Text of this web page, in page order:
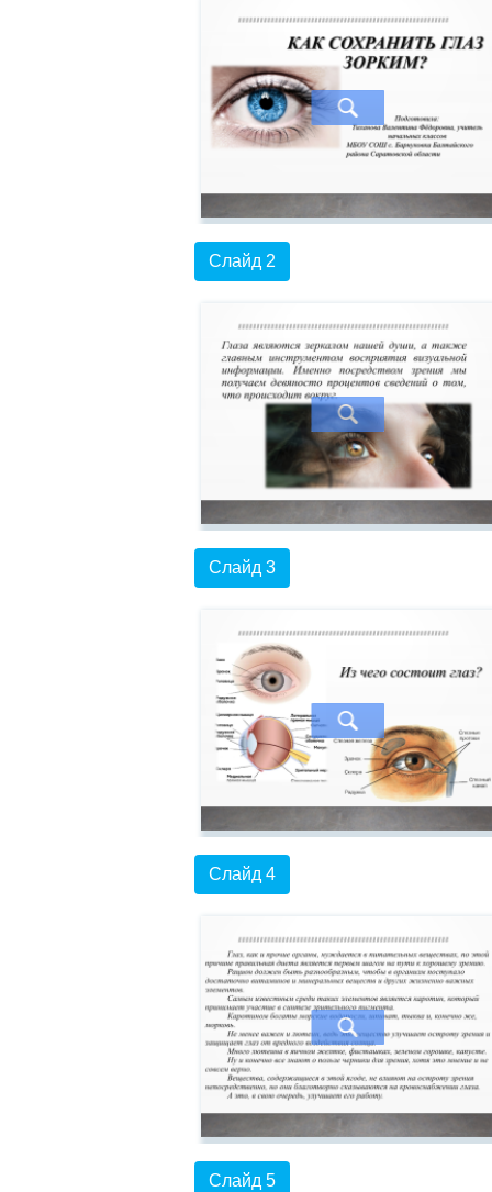
Слайд 2
Слайд 3
Слайд 4
Слайд 5